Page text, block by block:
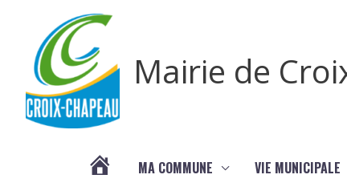
Mairie de
MA COMMUNE VIE MUNICIPALE